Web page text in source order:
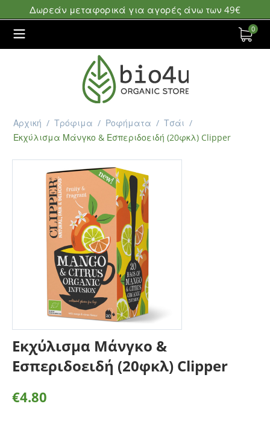
Δωρεάν μεταφορικά για αγορές άνω των 49€
0
Αρχική / Τρόφιμα / Ροφήματα / Τσάι /
Εκχύλισμα Μάνγκο & Εσπεριδοειδή (20φκλ) Clipper
Εκχύλισμα Μάνγκο &
Εσπεριδοειδή (20φκλ) Clipper
€4.80